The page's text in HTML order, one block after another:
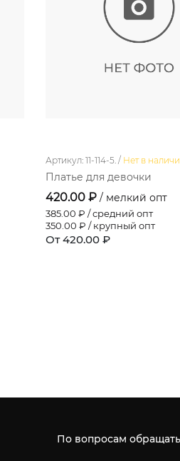
Артикул: 11-114-5. / Нет в
Платье для девочки
420.00 ₽ / мелкий опт
385.00 ₽ / средний опт
350.00 ₽ / крупный опт
От 420.00 ₽
По вопросам